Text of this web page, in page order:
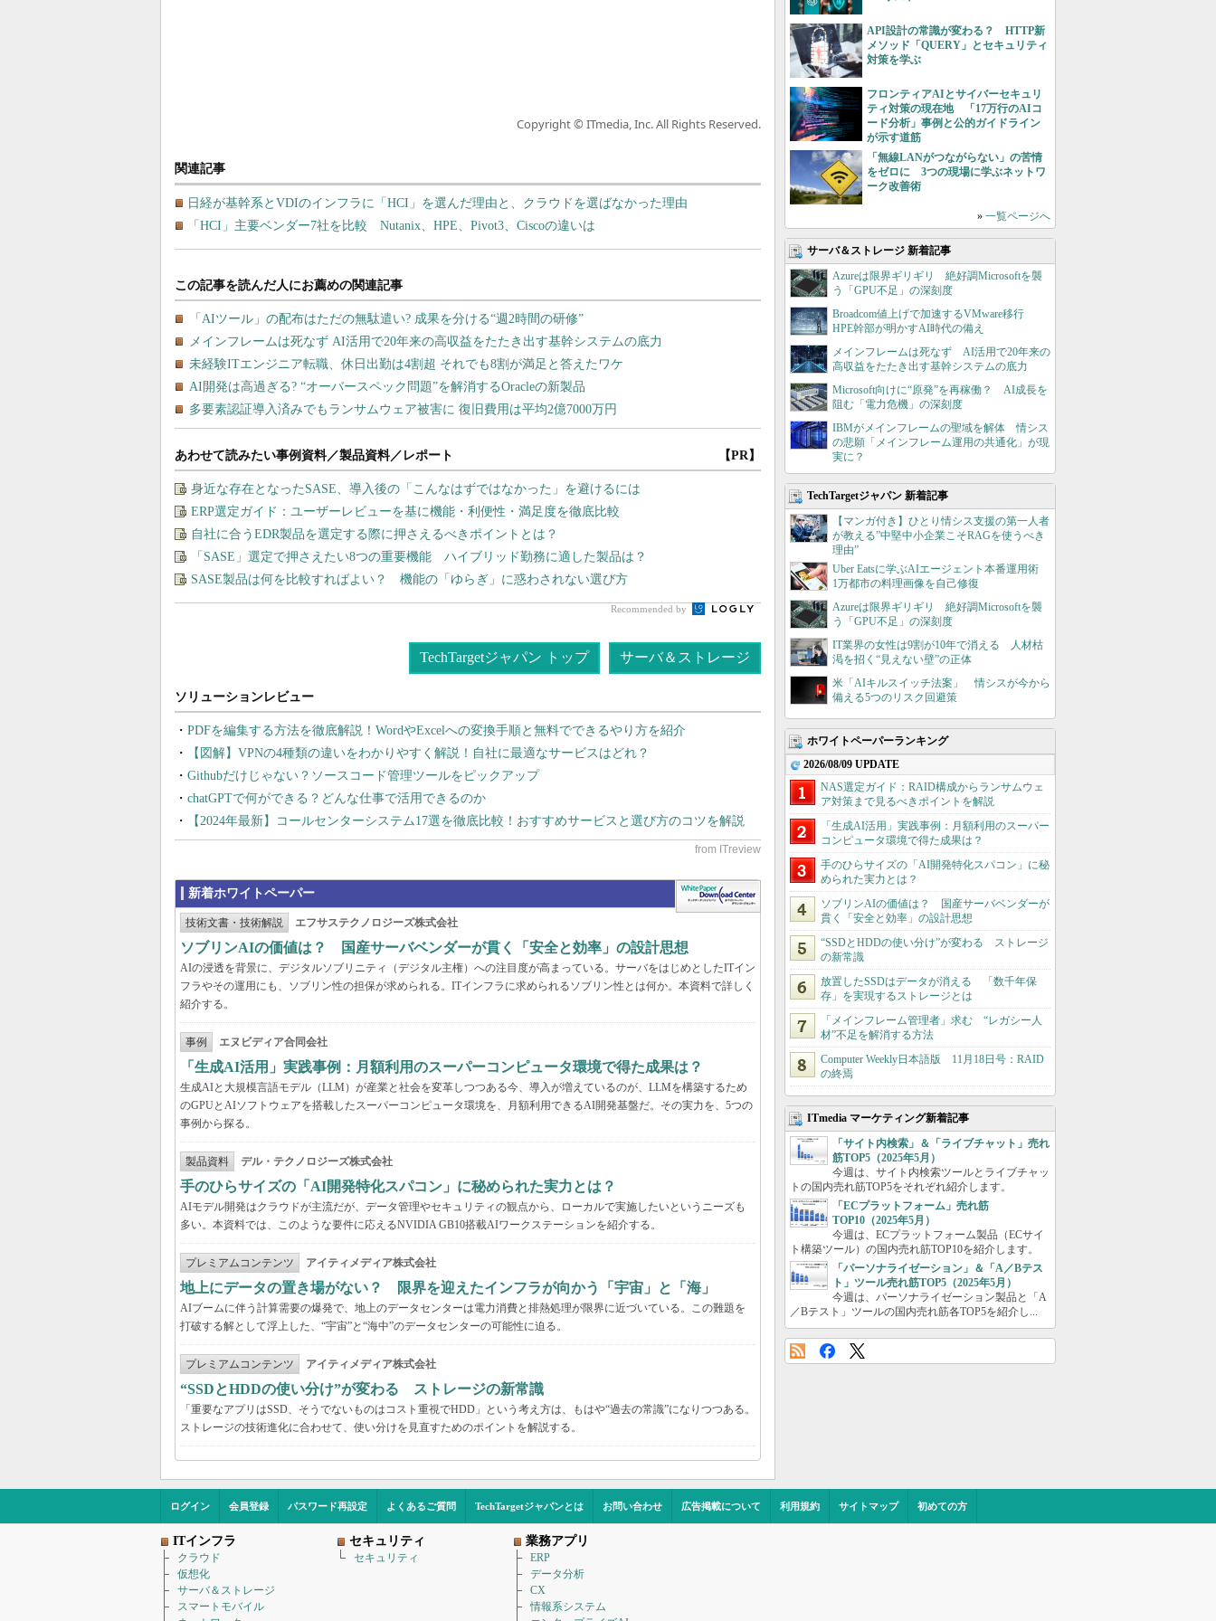
Copyright © ITmedia, Inc. All Rights Reserved.
関連記事
日経が基幹系とVDIのインフラに「HCI」を選んだ理由と、クラウドを選ばなかった理由
「HCI」主要ベンダー7社を比較 Nutanix、HPE、Pivot3、Ciscoの違いは
あわせて読みたい事例資料／製品資料／レポート 【PR】
身近な存在となったSASE、導入後の「こんなはずではなかった」を避けるには
ERP選定ガイド：ユーザーレビューを基に機能・利便性・満足度を徹底比較
自社に合うEDR製品を選定する際に押さえるべきポイントとは？
「SASE」選定で押さえたい8つの重要機能 ハイブリッド勤務に適した製品は？
SASE製品は何を比較すればよい？ 機能の「ゆらぎ」に惑わされない選び方
Recommended by
TechTargetジャパン トップ サーバ＆ストレージ
PDFを編集する方法を徹底解説！WordやExcelへの変換手順と無料でできるやり方を紹介
【図解】VPNの4種類の違いをわかりやすく解説！自社に最適なサービスはどれ？
Githubだけじゃない？ソースコード管理ツールをピックアップ
chatGPTで何ができる？どんな仕事で活用できるのか
【2024年最新】コールセンターシステム17選を徹底比較！おすすめサービスと選び方のコツを解説
新着ホワイトペーパー
技術文書・技術解説 エフサステクノロジーズ株式会社
ソブリンAIの価値は？ 国産サーバベンダーが貫く「安全と効率」の設計思想
AIの浸透を背景に、デジタルソブリニティ（デジタル主権）への注目度が高まっている。サーバをはじめとしたITイン
フラやその運用にも、ソブリン性の担保が求められる。ITインフラに求められるソブリン性とは何か。本資料で詳しく
紹介する。
事例 エヌビディア合同会社
「生成AI活用」実践事例：月額利用のスーパーコンピュータ環境で得た成果は？
生成AIと大規模言語モデル（LLM）が産業と社会を変革しつつある今、導入が増えているのが、LLMを構築するため
のGPUとAIソフトウェアを搭載したスーパーコンピュータ環境を、月額利用できるAI開発基盤だ。その実力を、5つの
事例から探る。
製品資料 デル・テクノロジーズ株式会社
手のひらサイズの「AI開発特化スパコン」に秘められた実力とは？
AIモデル開発はクラウドが主流だが、データ管理やセキュリティの観点から、ローカルで実施したいというニーズも
多い。本資料では、このような要件に応えるNVIDIA GB10搭載AIワークステーションを紹介する。
プレミアムコンテンツ アイティメディア株式会社
地上にデータの置き場がない？ 限界を迎えたインフラが向かう「宇宙」と「海」
AIブームに伴う計算需要の爆発で、地上のデータセンターは電力消費と排熱処理が限界に近づいている。この難題を
打破する解として浮上した、“宇宙”と“海中”のデータセンターの可能性に迫る。
プレミアムコンテンツ アイティメディア株式会社
“SSDとHDDの使い分け”が変わる ストレージの新常識
「重要なアプリはSSD、そうでないものはコスト重視でHDD」という考え方は、もはや“過去の常識”になりつつある。
ストレージの技術進化に合わせて、使い分けを見直すためのポイントを解説する。
API設計の常識が変わる？ HTTP新
メソッド「QUERY」とセキュリティ
対策を学ぶ
フロンティアAIとサイバーセキュリ
ティ対策の現在地 「17万行のAIコ
ード分析」事例と公的ガイドライン
が示す道筋
「無線LANがつながらない」の苦情
をゼロに 3つの現場に学ぶネットワ
ーク改善術
» 一覧ページへ
サーバ＆ストレージ 新着記事
Azureは限界ギリギリ 絶好調Microsoftを襲
う「GPU不足」の深刻度
Broadcom値上げで加速するVMware移行
HPE幹部が明かすAI時代の備え
メインフレームは死なず AI活用で20年来の
高収益をたたき出す基幹システムの底力
Microsoft向けに“原発”を再稼働？ AI成長を
阻む「電力危機」の深刻度
IBMがメインフレームの聖域を解体 情シス
の悲願「メインフレーム運用の共通化」が現
実に？
TechTargetジャパン 新着記事
【マンガ付き】ひとり情シス支援の第一人者
が教える”中堅中小企業こそRAGを使うべき
理由”
Uber Eatsに学ぶAIエージェント本番運用術
1万都市の料理画像を自己修復
Azureは限界ギリギリ 絶好調Microsoftを襲
う「GPU不足」の深刻度
IT業界の女性は9割が10年で消える 人材枯
渇を招く“見えない壁”の正体
米「AIキルスイッチ法案」 情シスが今から
備える5つのリスク回避策
ホワイトペーパーランキング
2026/08/09 UPDATE
NAS選定ガイド：RAID構成からランサムウェ
ア対策まで見るべきポイントを解説
「生成AI活用」実践事例：月額利用のスーパー
コンピュータ環境で得た成果は？
手のひらサイズの「AI開発特化スパコン」に秘
められた実力とは？
ソブリンAIの価値は？ 国産サーバベンダーが
貫く「安全と効率」の設計思想
“SSDとHDDの使い分け”が変わる ストレージ
の新常識
放置したSSDはデータが消える 「数千年保
存」を実現するストレージとは
「メインフレーム管理者」求む “レガシー人
材”不足を解消する方法
Computer Weekly日本語版 11月18日号：RAID
の終焉
ITmedia マーケティング新着記事
「サイト内検索」＆「ライブチャット」売れ
筋TOP5（2025年5月）
今週は、サイト内検索ツールとライブチャッ
トの国内売れ筋TOP5をそれぞれ紹介します。
「ECプラットフォーム」売れ筋
TOP10（2025年5月）
今週は、ECプラットフォーム製品（ECサイ
ト構築ツール）の国内売れ筋TOP10を紹介します。
「パーソナライゼーション」＆「A／Bテス
ト」ツール売れ筋TOP5（2025年5月）
今週は、パーソナライゼーション製品と「A
／Bテスト」ツールの国内売れ筋各TOP5を紹介し...
ログイン 会員登録 パスワード再設定 よくあるご質問 TechTargetジャパンとは お問い合わせ 広告掲載について 利用規約 サイトマップ 初めての方
ITインフラ
クラウド
仮想化
サーバ＆ストレージ
スマートモバイル
セキュリティ
セキュリティ
業務アプリ
ERP
データ分析
CX
情報系システム